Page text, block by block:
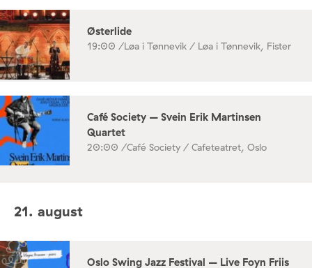
Østerlide
19:00 /Løa i Tønnevik / Løa i Tønnevik, Fister
Café Society – Svein Erik Martinsen
Quartet
20:00 /Café Society / Cafeteatret, Oslo
21. august
Oslo Swing Jazz Festival – Live Foyn Friis